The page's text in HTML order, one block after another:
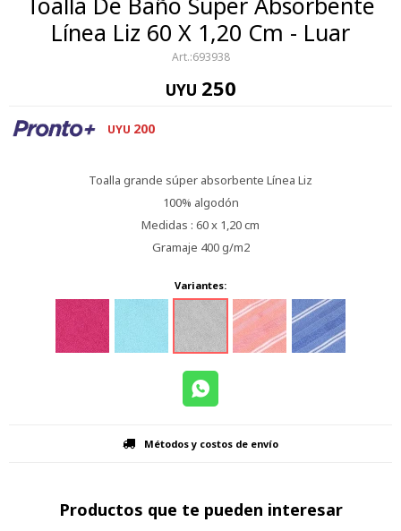
Línea Liz 60 X 1,20 Cm - Luar
693938
UYU 250
UYU 200
Toalla grande súper absorbente Línea Liz
100% algodón
Medidas : 60 x 1,20 cm
Gramaje 400 g/m2
Variantes:
Métodos y costos de envío
Productos que te pueden interesar